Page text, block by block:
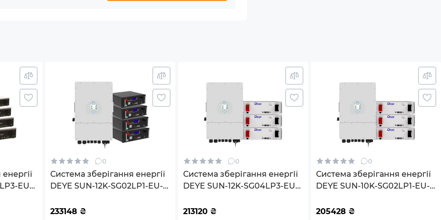
EU-
0
Система зберігання енергії
DEYE SUN-12K-SG02LP1-EU-
20.48kWh 4BAT LiFePO4
233148 ₴
0
Система зберігання енергії
DEYE SUN-12K-SG04LP3-EU-
15.36kh 3BAT LiFePO4 6000
213120 ₴
0
Система зберігання енергії
DEYE SUN-10K-SG02LP1-EU-
15.36kh 3BAT LiFePO4 6000
205428 ₴